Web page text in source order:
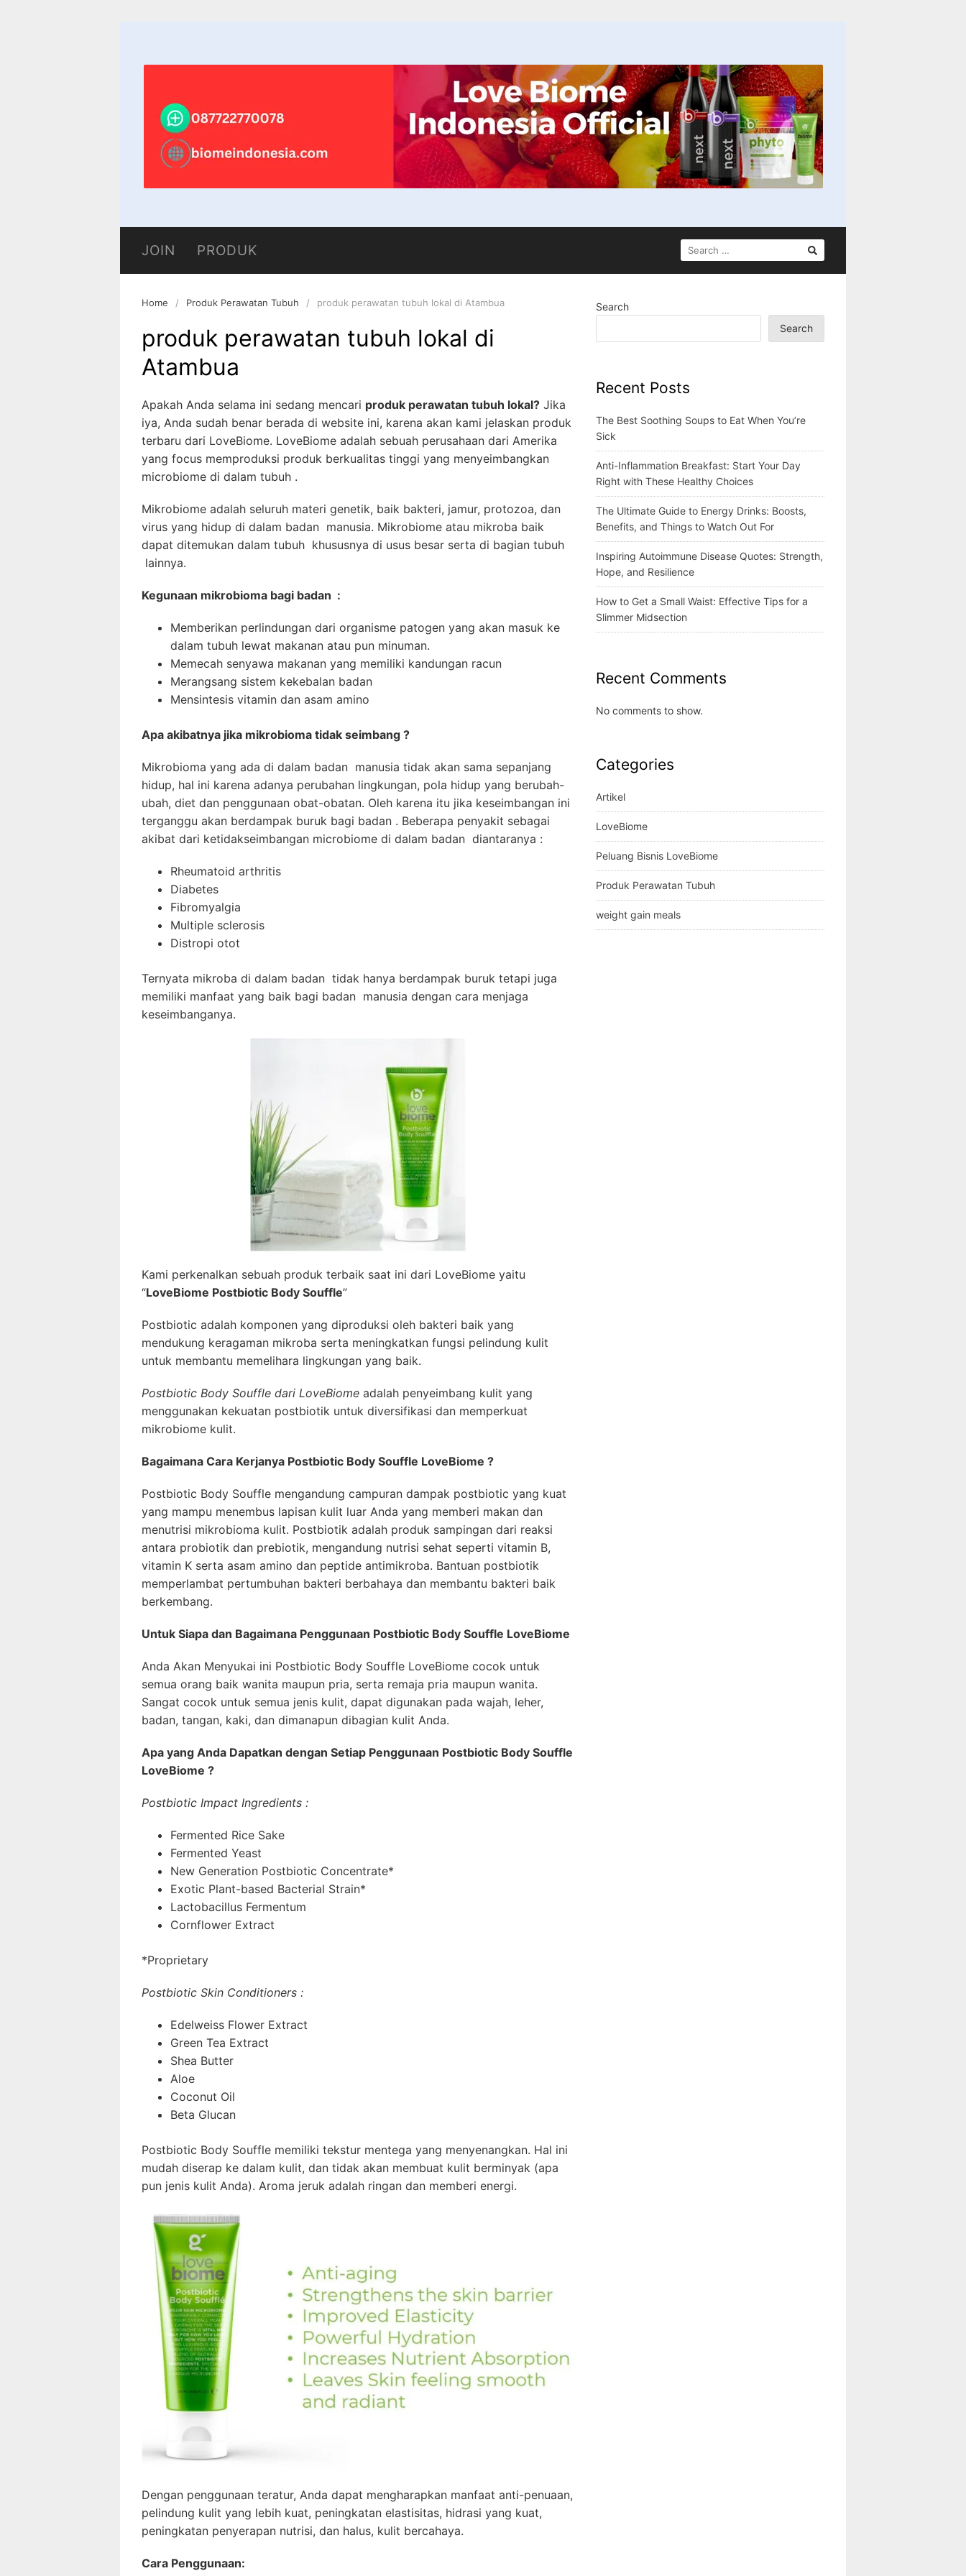
JOIN PRODUK
SEARCH
FOR:
Home Produk Perawatan Tubuh produk perawatan tubuh lokal di Atambua
produk perawatan tubuh lokal di
Atambua
Apakah Anda selama ini sedang mencari produk perawatan tubuh lokal? Jika
iya, Anda sudah benar berada di website ini, karena akan kami jelaskan produk
terbaru dari LoveBiome. LoveBiome adalah sebuah perusahaan dari Amerika
yang focus memproduksi produk berkualitas tinggi yang menyeimbangkan
microbiome di dalam tubuh .
Mikrobiome adalah seluruh materi genetik, baik bakteri, jamur, protozoa, dan
virus yang hidup di dalam badan manusia. Mikrobiome atau mikroba baik
dapat ditemukan dalam tubuh khususnya di usus besar serta di bagian tubuh
lainnya.
Kegunaan mikrobioma bagi badan :
Memberikan perlindungan dari organisme patogen yang akan masuk ke
dalam tubuh lewat makanan atau pun minuman.
Memecah senyawa makanan yang memiliki kandungan racun
Merangsang sistem kekebalan badan
Mensintesis vitamin dan asam amino
Apa akibatnya jika mikrobioma tidak seimbang ?
Mikrobioma yang ada di dalam badan manusia tidak akan sama sepanjang
hidup, hal ini karena adanya perubahan lingkungan, pola hidup yang berubah-
ubah, diet dan penggunaan obat-obatan. Oleh karena itu jika keseimbangan ini
terganggu akan berdampak buruk bagi badan . Beberapa penyakit sebagai
akibat dari ketidakseimbangan microbiome di dalam badan diantaranya :
Rheumatoid arthritis
Diabetes
Fibromyalgia
Multiple sclerosis
Distropi otot
Ternyata mikroba di dalam badan tidak hanya berdampak buruk tetapi juga
memiliki manfaat yang baik bagi badan manusia dengan cara menjaga
keseimbanganya.
Kami perkenalkan sebuah produk terbaik saat ini dari LoveBiome yaitu
“LoveBiome Postbiotic Body Souffle”
Postbiotic adalah komponen yang diproduksi oleh bakteri baik yang
mendukung keragaman mikroba serta meningkatkan fungsi pelindung kulit
untuk membantu memelihara lingkungan yang baik.
Postbiotic Body Souffle dari LoveBiome adalah penyeimbang kulit yang
menggunakan kekuatan postbiotik untuk diversifikasi dan memperkuat
mikrobiome kulit.
Bagaimana Cara Kerjanya Postbiotic Body Souffle LoveBiome ?
Postbiotic Body Souffle mengandung campuran dampak postbiotic yang kuat
yang mampu menembus lapisan kulit luar Anda yang memberi makan dan
menutrisi mikrobioma kulit. Postbiotik adalah produk sampingan dari reaksi
antara probiotik dan prebiotik, mengandung nutrisi sehat seperti vitamin B,
vitamin K serta asam amino dan peptide antimikroba. Bantuan postbiotik
memperlambat pertumbuhan bakteri berbahaya dan membantu bakteri baik
berkembang.
Untuk Siapa dan Bagaimana Penggunaan Postbiotic Body Souffle LoveBiome
Anda Akan Menyukai ini Postbiotic Body Souffle LoveBiome cocok untuk
semua orang baik wanita maupun pria, serta remaja pria maupun wanita.
Sangat cocok untuk semua jenis kulit, dapat digunakan pada wajah, leher,
badan, tangan, kaki, dan dimanapun dibagian kulit Anda.
Apa yang Anda Dapatkan dengan Setiap Penggunaan Postbiotic Body Souffle
LoveBiome ?
Postbiotic Impact Ingredients :
Fermented Rice Sake
Fermented Yeast
New Generation Postbiotic Concentrate*
Exotic Plant-based Bacterial Strain*
Lactobacillus Fermentum
Cornflower Extract
*Proprietary
Postbiotic Skin Conditioners :
Edelweiss Flower Extract
Green Tea Extract
Shea Butter
Aloe
Coconut Oil
Beta Glucan
Postbiotic Body Souffle memiliki tekstur mentega yang menyenangkan. Hal ini
mudah diserap ke dalam kulit, dan tidak akan membuat kulit berminyak (apa
pun jenis kulit Anda). Aroma jeruk adalah ringan dan memberi energi.
Dengan penggunaan teratur, Anda dapat mengharapkan manfaat anti-penuaan,
pelindung kulit yang lebih kuat, peningkatan elastisitas, hidrasi yang kuat,
peningkatan penyerapan nutrisi, dan halus, kulit bercahaya.
Cara Penggunaan:
Search
Search
Recent Posts
The Best Soothing Soups to Eat When You’re
Sick
Anti-Inflammation Breakfast: Start Your Day
Right with These Healthy Choices
The Ultimate Guide to Energy Drinks: Boosts,
Benefits, and Things to Watch Out For
Inspiring Autoimmune Disease Quotes: Strength,
Hope, and Resilience
How to Get a Small Waist: Effective Tips for a
Slimmer Midsection
Recent Comments
No comments to show.
Categories
Artikel
LoveBiome
Peluang Bisnis LoveBiome
Produk Perawatan Tubuh
weight gain meals